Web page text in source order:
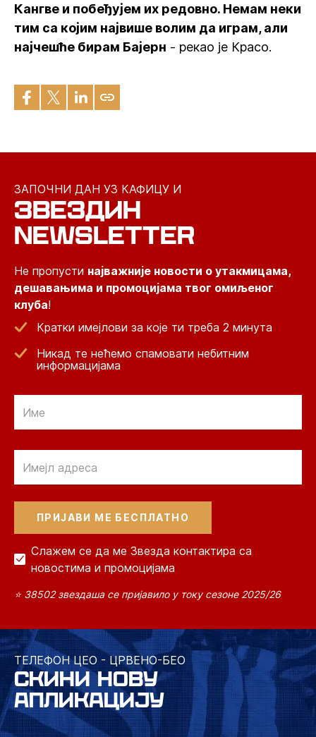
Кангве и побеђујем их редовно. Немам неки
тим са којим највише волим да играм, али
најчешће бирам Бајерн - рекао је Красо.
ЗАПОЧНИ ДАН УЗ КАФИЦУ И
ЗВЕЗДИН
NEWSLETTER
Не пропусти најважније новости о утакмицама,
дешавањима и промоцијама твог омиљеног
клуба!
Кратки имејлови за које ти треба 2 минута
Никад те нећемо спамовати небитним
информацијама
Слажем се да ме Звезда контактира са
новостима и промоцијама
⭐ 38502 звездаша се пријавило у току сезоне 2025/26
ТЕЛЕФОН ЦЕО - ЦРВЕНО-БЕО
СКИНИ НОВУ
АПЛИКАЦИЈУ